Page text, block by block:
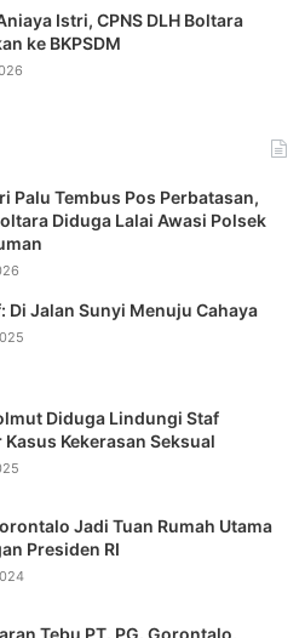
Istri, CPNS DLH Boltara
ke BKPSDM
Palu Tembus Pos Perbatasan,
Diduga Lalai Awasi Polsek
Di Jalan Sunyi Menuju Cahaya
Diduga Lindungi Staf
Kekerasan Seksual
Jadi Tuan Rumah Utama
Presiden RI
Tebu PT. PG. Gorontalo,